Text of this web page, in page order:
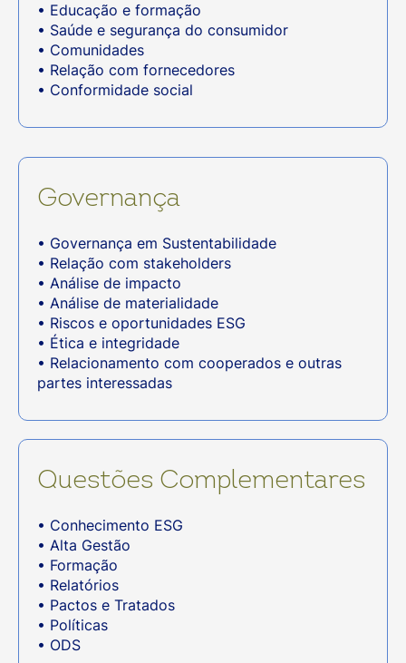
• Educação e formação
• Saúde e segurança do consumidor
• Comunidades
• Relação com fornecedores
• Conformidade social
Governança
• Governança em Sustentabilidade
• Relação com stakeholders
• Análise de impacto
• Análise de materialidade
• Riscos e oportunidades ESG
• Ética e integridade
• Relacionamento com cooperados e outras
partes interessadas
Questões Complementares
• Conhecimento ESG
• Alta Gestão
• Formação
• Relatórios
• Pactos e Tratados
• Políticas
• ODS